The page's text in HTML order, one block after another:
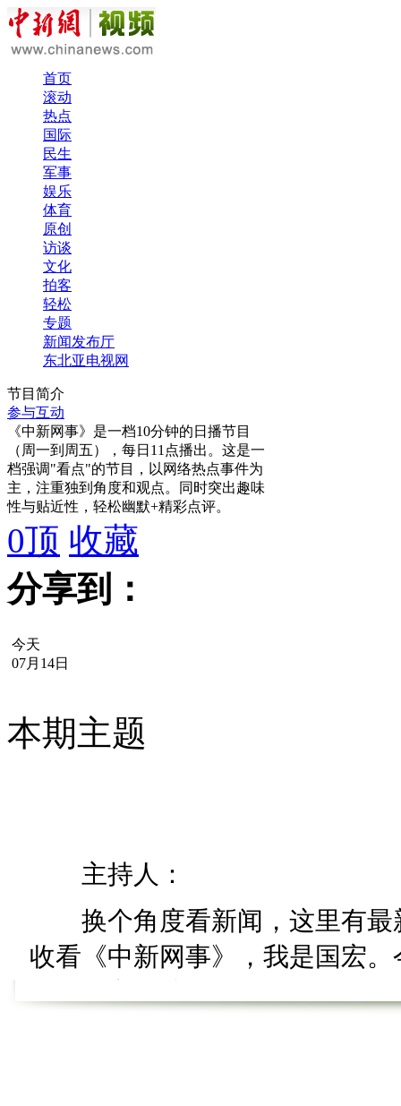
首页
滚动
热点
国际
民生
军事
娱乐
体育
原创
访谈
文化
拍客
轻松
专题
新闻发布厅
东北亚电视网
节目简介
参与互动
《中新网事》是一档10分钟的日播节目
（周一到周五），每日11点播出。这是一
档强调"看点"的节目，以网络热点事件为
主，注重独到角度和观点。同时突出趣味
性与贴近性，轻松幽默+精彩点评。
0顶 收藏
分享到：
今天
07月14日
本期主题
主持人：
换个角度看新闻，这里有最
收看《中新网事》，我是国宏